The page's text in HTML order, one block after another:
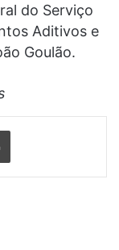
do Serviço
Aditivos e
Goulão.
Imprimir